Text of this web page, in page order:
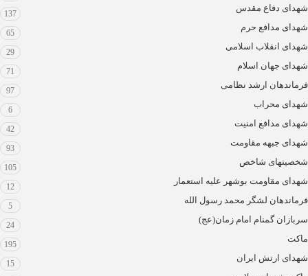
شهدای دفاع مقدس
137
شهدای مدافع حرم
65
شهدای انقلاب اسلامی
29
شهدای جهان اسلام
71
فرماندهان ارشد نظامی
97
شهدای محراب
6
شهدای مدافع امنیت
42
شهدای جبهه مقاومت
93
شخصیتهای شاخص
105
شهدای مقاومت بوشهر علیه استعمار
12
فرماندهان لشگر محمد رسول الله
5
سربازان گمنام امام زمان(عج)
24
ماکت
195
شهدای ارتش ایران
15